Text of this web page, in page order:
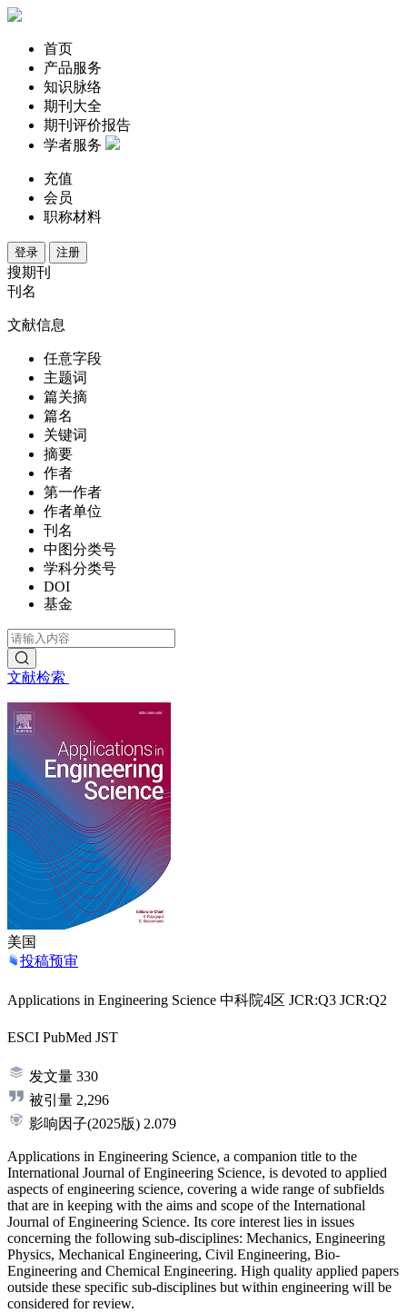
首页
产品服务
知识脉络
期刊大全
期刊评价报告
学者服务
充值
会员
职称材料
登录 注册
搜期刊
刊名
文献信息
任意字段
主题词
篇关摘
篇名
关键词
摘要
作者
第一作者
作者单位
刊名
中图分类号
学科分类号
DOI
基金
文献检索
美国
投稿预审
Applications in Engineering Science 中科院4区 JCR:Q3 JCR:Q2
ESCI PubMed JST
发文量 330
被引量 2,296
影响因子(2025版) 2.079
Applications in Engineering Science, a companion title to the
International Journal of Engineering Science, is devoted to applied
aspects of engineering science, covering a wide range of subfields
that are in keeping with the aims and scope of the International
Journal of Engineering Science. Its core interest lies in issues
concerning the following sub-disciplines: Mechanics, Engineering
Physics, Mechanical Engineering, Civil Engineering, Bio-
Engineering and Chemical Engineering. High quality applied papers
outside these specific sub-disciplines but within engineering will be
considered for review.